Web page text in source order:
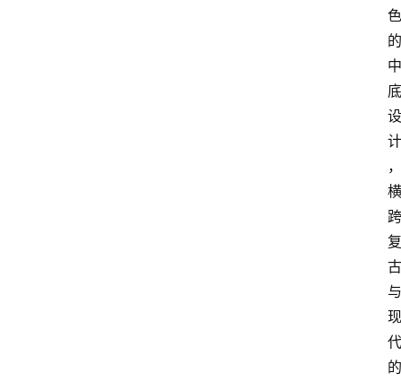
色
的
中
底
设
计
，
横
跨
复
古
与
现
代
的